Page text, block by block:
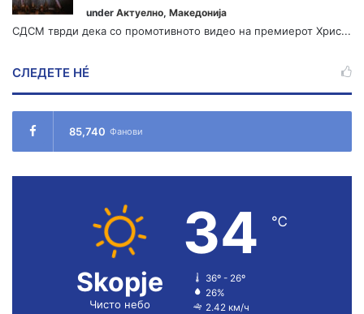
under Актуелно, Македонија
СДСМ тврди дека со промотивното видео на премиерот Хрис...
СЛЕДЕТЕ НÉ
85,740 Фанови
Skopje
Чисто небо
34 ℃
36º - 26º
26%
2.42 км/ч